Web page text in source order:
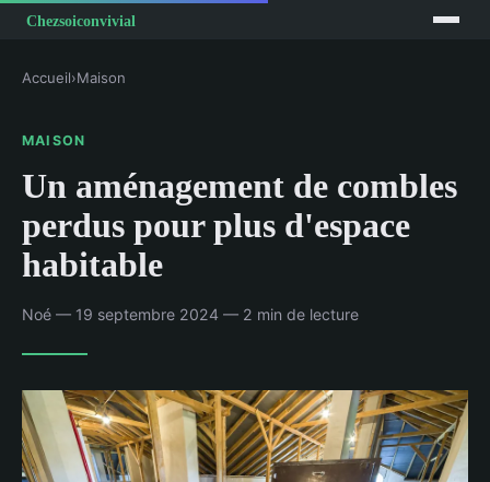
Accueil›Maison
MAISON
Un aménagement de combles
perdus pour plus d'espace
habitable
Noé — 19 septembre 2024 — 2 min de lecture